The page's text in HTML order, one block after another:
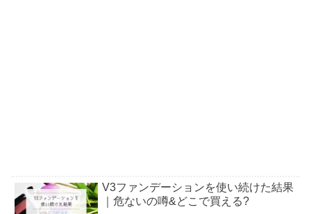
V3ファンデーションを使い続けた結果
｜危ないの噂&どこで買える?